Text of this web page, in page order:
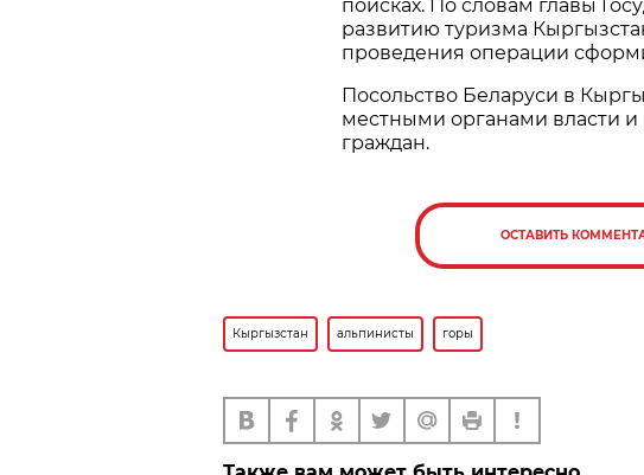
поисках. По словам главы
развитию туризма
проведения операции
Посольство Беларуси в
местными органами власти
граждан.
ОСТАВИТЬ
Кыргызстан альпинисты горы